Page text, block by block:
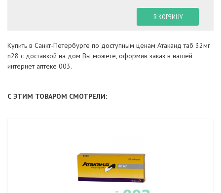
В КОРЗИНУ
Купить в Санкт-Петербурге по доступным ценам Атаканд таб 32мг
n28 с доставкой на дом Вы можете, оформив заказ в нашей
интернет аптеке 003.
С ЭТИМ ТОВАРОМ СМОТРЕЛИ: